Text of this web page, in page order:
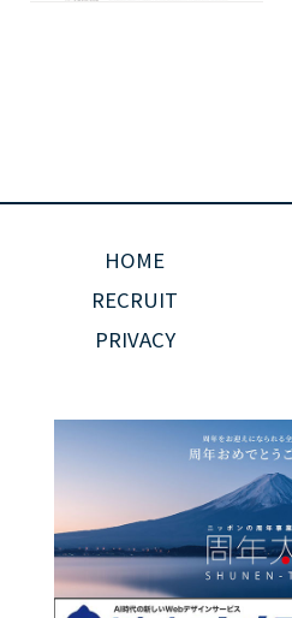
HOME
RECRUIT
PRIVACY